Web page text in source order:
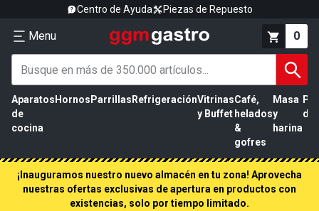
Centro de Ayuda Piezas de Repuesto
Menu 0
Aparatos
de
cocina
Hornos Parrillas RefrigeraciónVitrinas
y Buffet
Café,
helados
&
gofres
Masa
y
harina
de
¡Inauguramos nuestro nuevo almacén en tu zona! Aprovecha
nuestras ofertas exclusivas de apertura en productos con
existencias, solo por tiempo limitado.